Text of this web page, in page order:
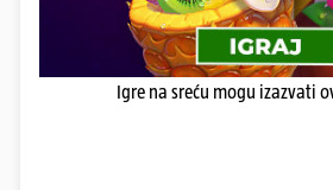
Igre na sreću mogu izazvati